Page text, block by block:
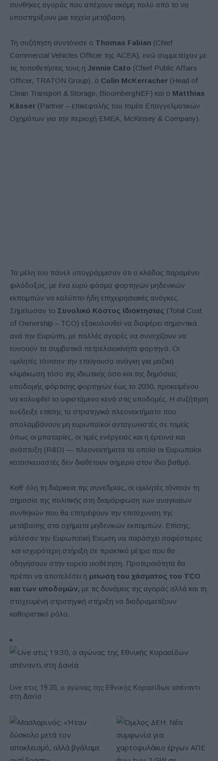
συνθήκες αγοράς που απέχουν ακόμη πολύ από το να
υποστηρίξουν μια ταχεία μετάβαση.
Τη συζήτηση συντόνισε ο Thomas Fabian (Chief
Commercial Vehicles Officer της ACEA), ενώ συμμετείχαν με
τις τοποθετήσεις τους η Jennie Cato (Chief Public Affairs
Officer, TRATON Group), ο Colin McKerracher (Head of
Clean Transport & Storage, BloombergNEF) και ο Matthias
Kässer (Partner – επικεφαλής του τομέα Επαγγελματικών
Οχημάτων για την περιοχή EMEA, McKinsey & Company).
Τα μέλη του πάνελ υπογράμμισαν ότι ο κλάδος παραμένει
φιλόδοξος, με ένα ευρύ φάσμα φορτηγών μηδενικών
εκπομπών να καλύπτει ήδη επιχειρησιακές ανάγκες.
Σημείωσαν το Συνολικό Κόστος Ιδιοκτησίας (Total Cost
of Ownership – TCO) εξακολουθεί να διαφέρει σημαντικά
ανά την Ευρώπη, με πολλές αγορές να συνεχίζουν να
ευνοούν τα συμβατικά πετρελαιοκίνητα φορτηγά. Οι
ομιλητές τόνισαν την επείγουσα ανάγκη για μαζική
κλιμάκωση τόσο της ιδιωτικής όσο και της δημόσιας
υποδομής φόρτισης φορτηγών έως το 2030, προκειμένου
να καλυφθεί το υφιστάμενο κενό στις υποδομές. Η συζήτηση
ανέδειξε επίσης τα στρατηγικά πλεονεκτήματα που
απολαμβάνουν μη ευρωπαϊκοί ανταγωνιστές σε τομείς
όπως οι μπαταρίες, οι τιμές ενέργειας και η έρευνα και
ανάπτυξη (R&D) — πλεονεκτήματα τα οποία οι Ευρωπαίοι
κατασκευαστές δεν διαθέτουν σήμερα στον ίδιο βαθμό.
Καθ’ όλη τη διάρκεια της συνεδρίας, οι ομιλητές τόνισαν τη
σημασία της πολιτικής στη διαμόρφωση των αναγκαίων
συνθηκών που θα επιτρέψουν την επιτάχυνση της
μετάβασης στα οχήματα μηδενικών εκπομπών. Επίσης,
κάλεσαν την Ευρωπαϊκή Ένωση να παράσχει σαφέστερες
και ισχυρότερη στήριξη σε πρακτικά μέτρα που θα
οδηγήσουν στην ευρεία υιοθέτηση. Προτεραιότητα θα
πρέπει να αποτελέσει η μείωση του χάσματος του TCO
και των υποδομών, με τις δυνάμεις της αγοράς αλλά και τη
στοχευμένη στρατηγική στήριξη να διαδραματίζουν
καθοριστικό ρόλο.
Live στις 19:30, ο αγώνας της Εθνικής Κορασίδων απέναντι
στη Δανία